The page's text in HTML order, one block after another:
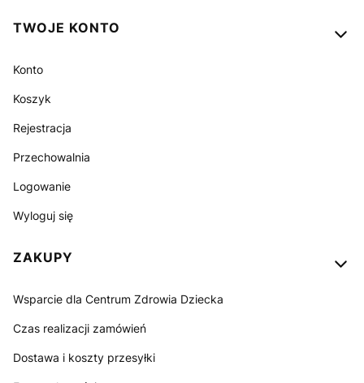
TWOJE KONTO
Konto
Koszyk
Rejestracja
Przechowalnia
Logowanie
Wyloguj się
ZAKUPY
Wsparcie dla Centrum Zdrowia Dziecka
Czas realizacji zamówień
Dostawa i koszty przesyłki